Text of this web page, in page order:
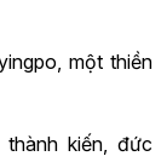
một thiền
kiến, đức